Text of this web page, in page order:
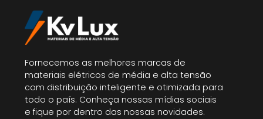
Fornecemos as melhores marcas de
materiais elétricos de média e alta tensão
com distribuição inteligente e otimizada para
todo o país. Conheça nossas mídias sociais
e fique por dentro das nossas novidades.